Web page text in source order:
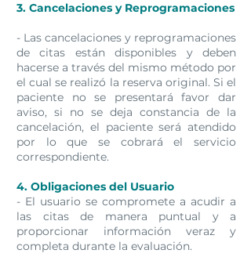
3. Cancelaciones y Reprogramaciones
- Las cancelaciones y reprogramaciones
de citas están disponibles y deben
hacerse a través del mismo método por
el cual se realizó la reserva original. Si el
paciente no se presentará favor dar
aviso, si no se deja constancia de la
cancelación, el paciente será atendido
por lo que se cobrará el servicio
correspondiente.
4. Obligaciones del Usuario
- El usuario se compromete a acudir a
las citas de manera puntual y a
proporcionar información veraz y
completa durante la evaluación.